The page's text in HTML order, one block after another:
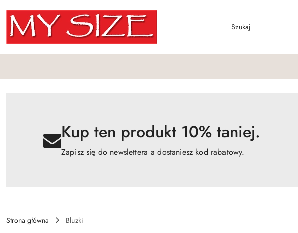
Przejdź do treści głównej
Przejdź do wyszukiwarki
Przejdź do moje konto
Przejdź do menu głównego
Przejdź do opisu produktu
Przejdź do stopki
Kup ten produkt 10% taniej.
Zapisz się do newslettera a dostaniesz kod rabatowy.
Strona główna Bluzki